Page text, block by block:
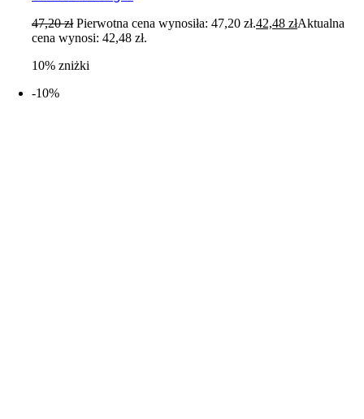
47,20zł Pierwotna cena wynosiła: 47,20 zł.42,48złAktualna
cena wynosi: 42,48 zł.
10% zniżki
-10%